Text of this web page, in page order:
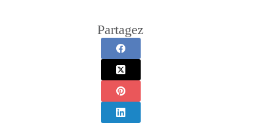
Partagez